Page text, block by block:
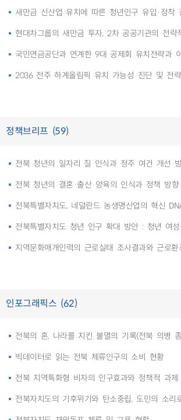
새만금 신산업 유치에 따른 청년인구 유입·정착
현대차그룹의 새만금 투자, 2차 공공기관의 전략
국민연금공단과 연계한 9대 공제회 유치전략과
2036 전주 하계올림픽 유치 가능성 진단 및 전
정책브리프 (59)
전북 청년의 일자리 질 인식과 정주 여건 개선
전북 청년의 결혼·출산·양육의 인식과 정책 방향
전북특별자치도, 네덜란드 농생명산업의 혁신
전북특별자치도 청년 인구 확대 방안 : 청년 여
지역문화매개인력의 근로실태 조사결과와 근로
인포그래픽스 (62)
전북의 혼, 나라를 지킨 불멸의 기록(전북 의병
빅데이터로 읽는 전북 체류인구의 소비 현황
전북 지역특화형 비자의 인구효과와 정책적 과제
전북자치도의 기후위기와 탄소중립, 도민의 소리